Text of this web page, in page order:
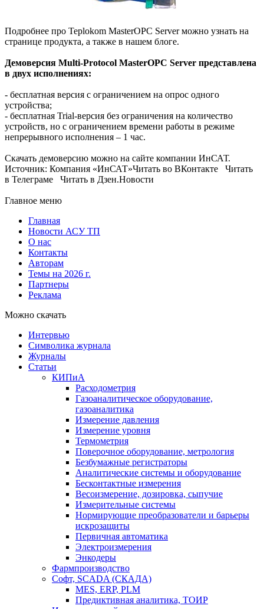
Подробнее про Teplokom MasterOPC Server можно узнать на
странице продукта, а также в нашем блоге.
Демоверсия Multi-Protocol MasterOPC Server представлена
в двух исполнениях:
- бесплатная версия с ограничением на опрос одного
устройства;
- бесплатная Trial-версия без ограничения на количество
устройств, но с ограничением времени работы в режиме
непрерывного исполнения – 1 час.
Скачать демоверсию можно на сайте компании ИнСАТ.
Источник: Компания «ИнСАТ»Читать во ВКонтакте Читать
в Телеграме Читать в Дзен.Новости
Главное меню
Главная
Новости АСУ ТП
О нас
Контакты
Авторам
Темы на 2026 г.
Партнеры
Реклама
Можно скачать
Интервью
Символика журнала
Журналы
Статьи
КИПиА
Расходометрия
Газоаналитическое оборудование,
газоаналитика
Измерение давления
Измерение уровня
Термометрия
Поверочное оборудование, метрология
Безбумажные регистраторы
Аналитические системы и оборудование
Бесконтактные измерения
Весоизмерение, дозировка, сыпучие
Измерительные системы
Нормирующие преобразователи и барьеры
искрозащиты
Первичная автоматика
Электроизмерения
Энкодеры
Фармпроизводство
Софт, SCADA (СКАДА)
MES, ERP, PLM
Предиктивная аналитика, ТОИР